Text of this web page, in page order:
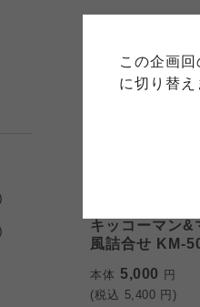
この企画
に切り替え
キッコーマン&
風詰合せ KM-
本体 5,000 円
(税込 5,400 円)
約款をご確認のうえ、ご利
よどがわ市民生協
は7つの生協から業務委
業連合、ならびに各生協の
どがわ市民生協
「特定商取引法に基づく表
どがわ市民生協